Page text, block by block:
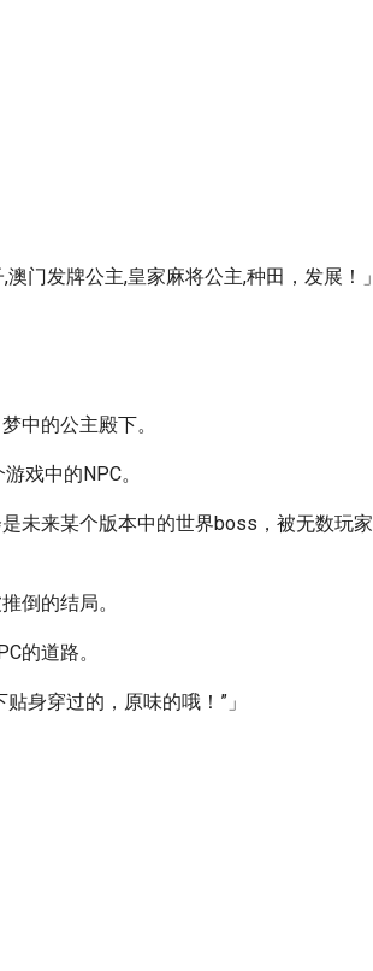
门发牌公主,皇家麻将公主,种田，发展！」
中的公主殿下。
戏中的NPC。
未来某个版本中的世界boss，被无数玩家
倒的结局。
的道路。
身穿过的，原味的哦！”」